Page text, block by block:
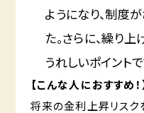
ようになり、制度
た。さらに、繰り
うれしいポイントで
【こんな人におすすめ！
将来の金利上昇リス